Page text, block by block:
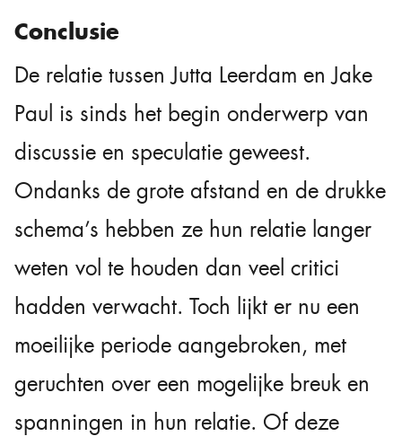
Conclusie
De relatie tussen Jutta Leerdam en Jake
Paul is sinds het begin onderwerp van
discussie en speculatie geweest.
Ondanks de grote afstand en de drukke
schema’s hebben ze hun relatie langer
weten vol te houden dan veel critici
hadden verwacht. Toch lijkt er nu een
moeilijke periode aangebroken, met
geruchten over een mogelijke breuk en
spanningen in hun relatie. Of deze